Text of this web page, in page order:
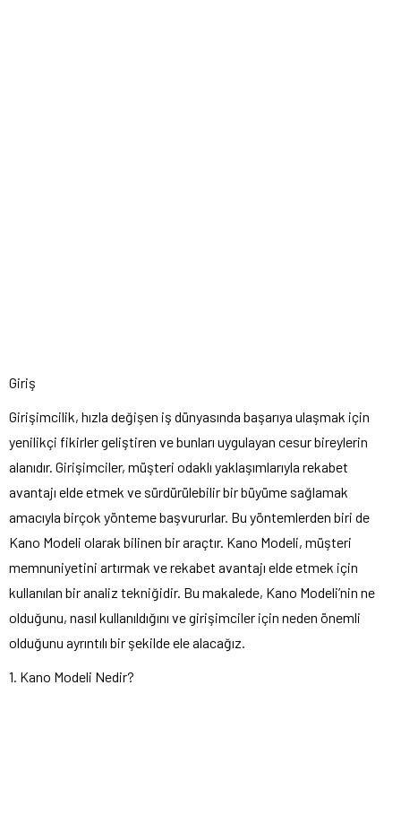
Giriş
Girişimcilik, hızla değişen iş dünyasında başarıya ulaşmak için
yenilikçi fikirler geliştiren ve bunları uygulayan cesur bireylerin
alanıdır. Girişimciler, müşteri odaklı yaklaşımlarıyla rekabet
avantajı elde etmek ve sürdürülebilir bir büyüme sağlamak
amacıyla birçok yönteme başvururlar. Bu yöntemlerden biri de
Kano Modeli olarak bilinen bir araçtır. Kano Modeli, müşteri
memnuniyetini artırmak ve rekabet avantajı elde etmek için
kullanılan bir analiz tekniğidir. Bu makalede, Kano Modeli’nin ne
olduğunu, nasıl kullanıldığını ve girişimciler için neden önemli
olduğunu ayrıntılı bir şekilde ele alacağız.
1. Kano Modeli Nedir?